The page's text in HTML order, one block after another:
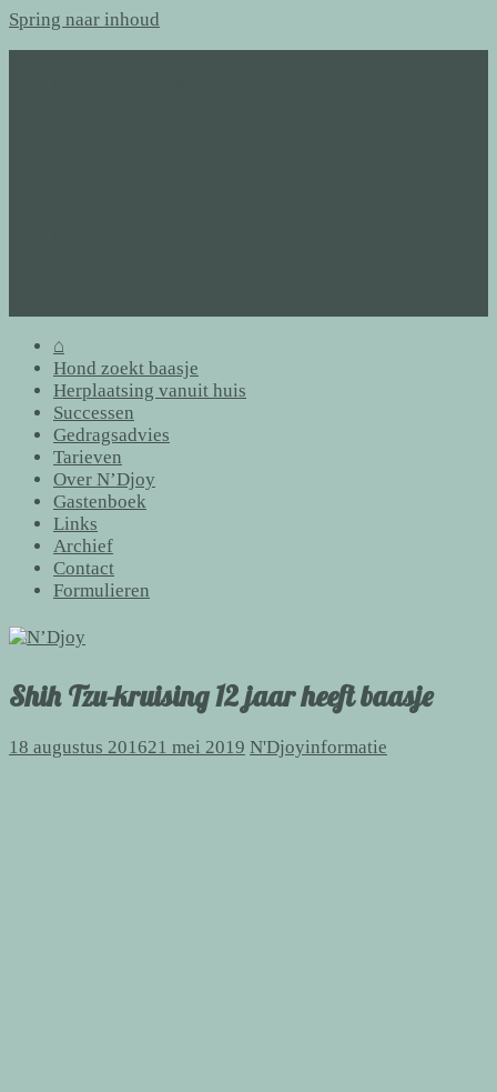
Spring naar inhoud
⌂
Hond zoekt baasje
Herplaatsing vanuit huis
Successen
Gedragsadvies
Tarieven
Over N’Djoy
Gastenboek
Links
Archief
Contact
Formulieren
Shih Tzu-kruising 12 jaar heeft baasje
18 augustus 201621 mei 2019 N'Djoyinformatie